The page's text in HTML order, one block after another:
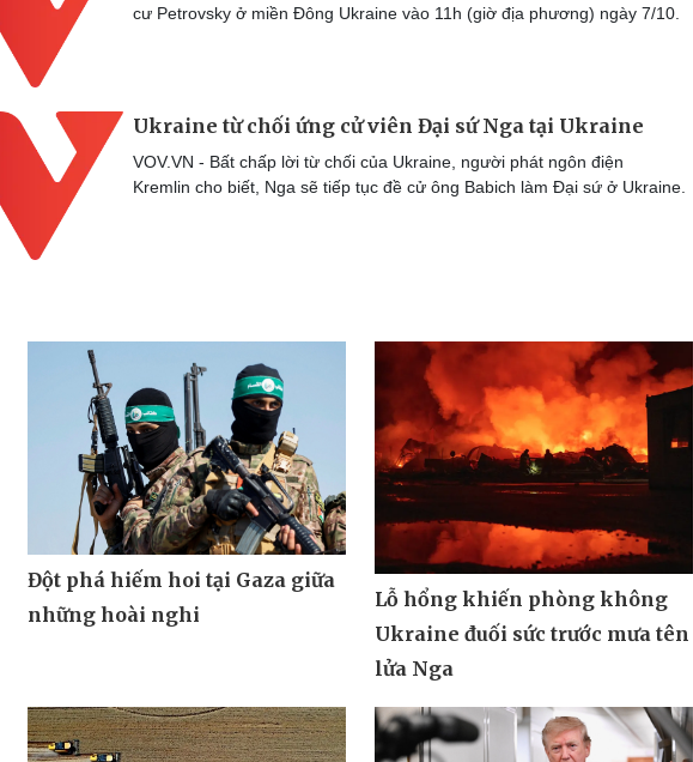
cư Petrovsky ở miền Đông Ukraine vào 11h (giờ địa phương) ngày 7/10.
Ukraine từ chối ứng cử viên Đại sứ Nga tại Ukraine
VOV.VN - Bất chấp lời từ chối của Ukraine, người phát ngôn điện
Kremlin cho biết, Nga sẽ tiếp tục đề cử ông Babich làm Đại sứ ở Ukraine.
Đột phá hiếm hoi tại Gaza giữa
những hoài nghi
Lỗ hổng khiến phòng không
Ukraine đuối sức trước mưa tên
lửa Nga